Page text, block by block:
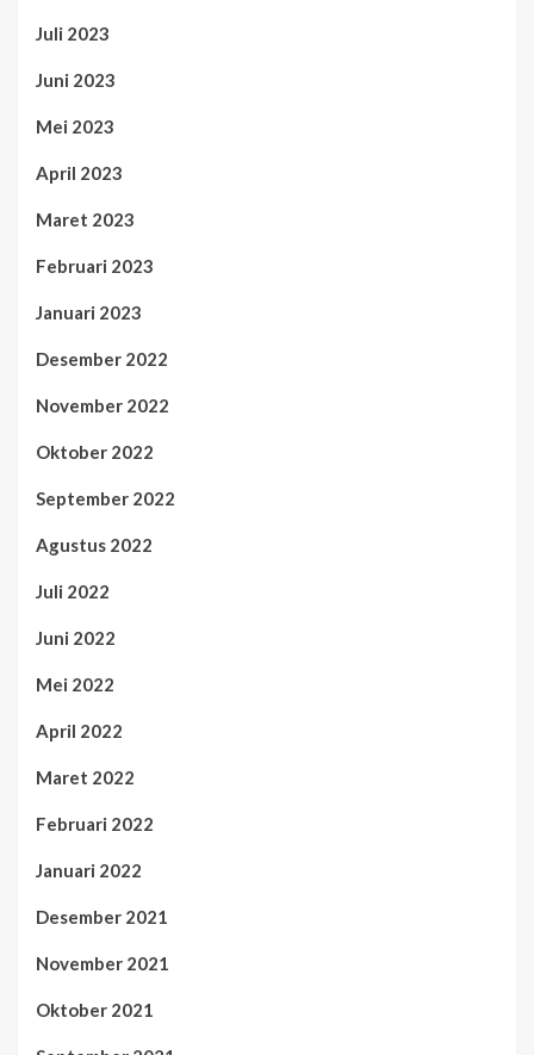
Juli 2023
Juni 2023
Mei 2023
April 2023
Maret 2023
Februari 2023
Januari 2023
Desember 2022
November 2022
Oktober 2022
September 2022
Agustus 2022
Juli 2022
Juni 2022
Mei 2022
April 2022
Maret 2022
Februari 2022
Januari 2022
Desember 2021
November 2021
Oktober 2021